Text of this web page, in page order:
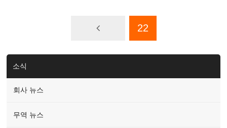
22
소식
회사 뉴스
무역 뉴스